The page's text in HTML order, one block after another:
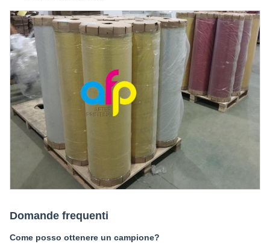
Domande frequenti
Come posso ottenere un campione?